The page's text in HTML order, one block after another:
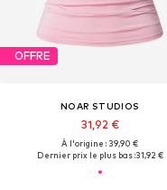
OFFRE
NOAR STUDIOS
31,92 €
À l'origine : 39,90 €
Dernier prix le plus bas :31,92 €